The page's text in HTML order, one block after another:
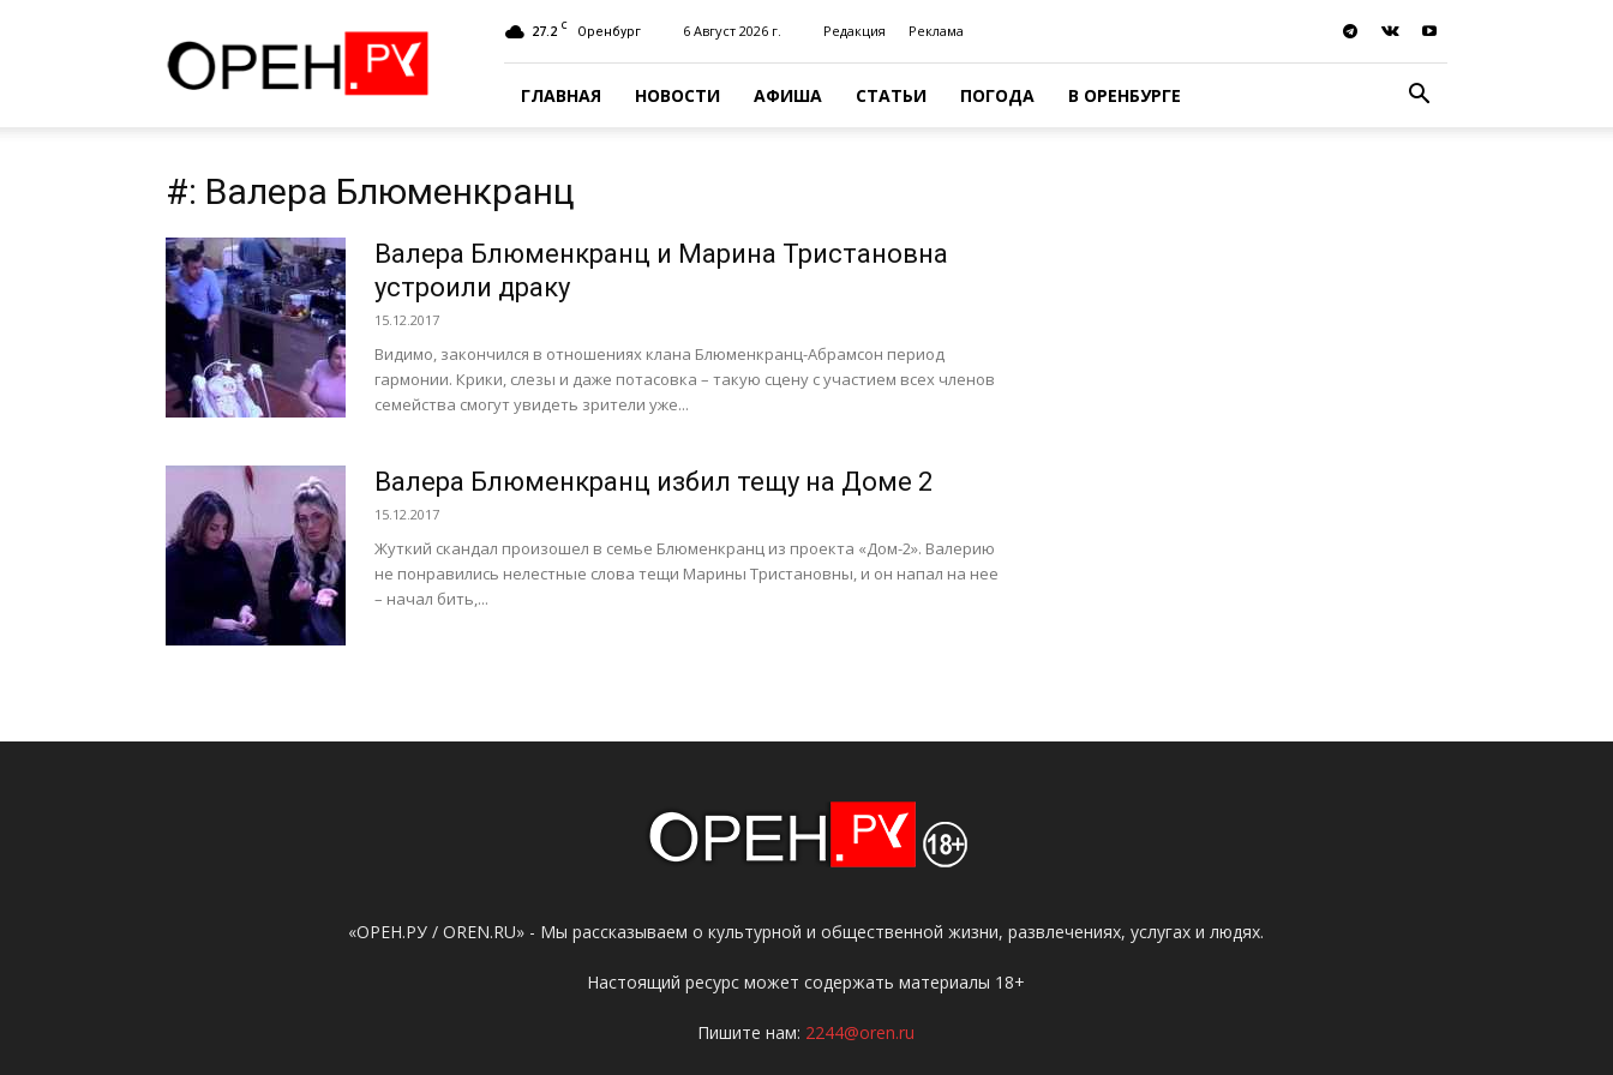
27.2 C Оренбург 6 Август 2026 г. Редакция Реклама
ГЛАВНАЯ НОВОСТИ АФИША СТАТЬИ ПОГОДА В ОРЕНБУРГЕ
#: Валера Блюменкранц
Валера Блюменкранц и Марина Тристановна
устроили драку
15.12.2017
Видимо, закончился в отношениях клана Блюменкранц-Абрамсон период
гармонии. Крики, слезы и даже потасовка – такую сцену с участием всех членов
семейства смогут увидеть зрители уже...
Валера Блюменкранц избил тещу на Доме 2
15.12.2017
Жуткий скандал произошел в семье Блюменкранц из проекта «Дом-2». Валерию
не понравились нелестные слова тещи Марины Тристановны, и он напал на нее
– начал бить,...
«ОРЕН.РУ / OREN.RU» - Мы рассказываем о культурной и общественной жизни, развлечениях, услугах и людях.
Настоящий ресурс может содержать материалы 18+
Пишите нам: 2244@oren.ru